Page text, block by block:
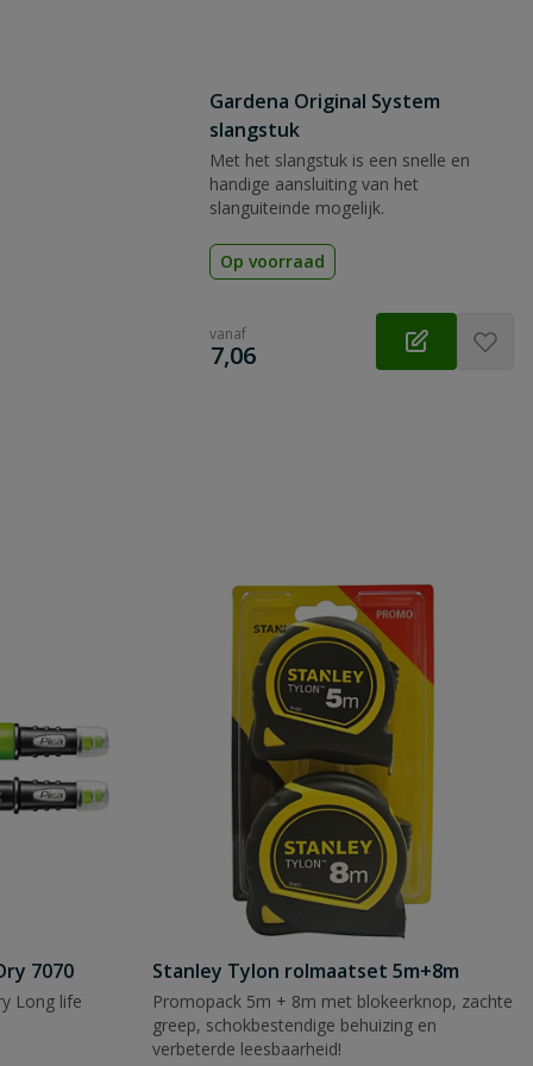
Gardena Original System
slangstuk
Met het slangstuk is een snelle en
handige aansluiting van het
slanguiteinde mogelijk.
Op voorraad
vanaf
€
7,06
7070
Long life
Stanley Tylon rolmaatset 5m+8m
Promopack 5m + 8m met blokeerknop, zachte
greep, schokbestendige behuizing en
verbeterde leesbaarheid!